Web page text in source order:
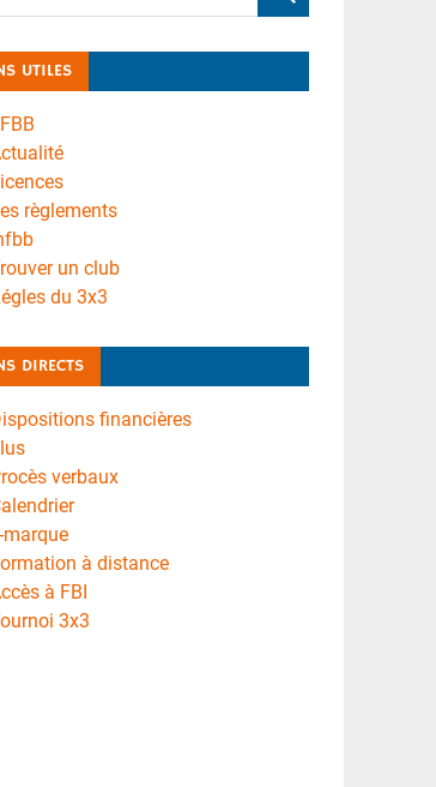
UTILES
règlements
un club
du 3x3
DIRECTS
financières
verbaux
marque
à distance
à FBI
3x3